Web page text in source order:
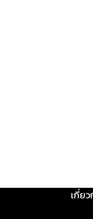
เกี่ยว